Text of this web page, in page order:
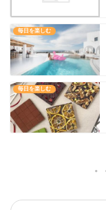
毎日を楽しむ
毎日を楽しむ